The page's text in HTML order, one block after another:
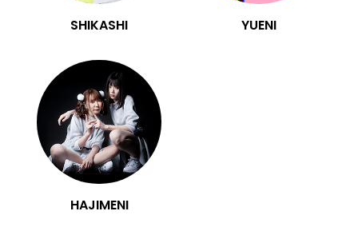
SHIKASHI YUENI
HAJIMENI